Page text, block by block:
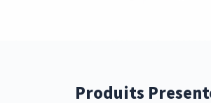
Produits